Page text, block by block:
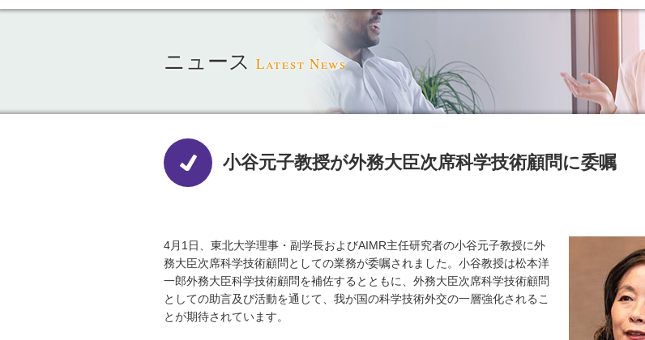
ニュース Latest News
小谷元子教授が外務大臣次席科学技術顧問に委嘱
4月1日、東北大学理事・副学長およびAIMR主任研究者の小谷元子教授に外
務大臣次席科学技術顧問としての業務が委嘱されました。小谷教授は松本洋
一郎外務大臣科学技術顧問を補佐するとともに、外務大臣次席科学技術顧問
としての助言及び活動を通じて、我が国の科学技術外交の一層強化されるこ
とが期待されています。